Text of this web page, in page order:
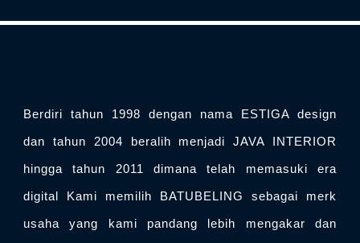
Berdiri tahun 1998 dengan nama ESTIGA design
dan tahun 2004 beralih menjadi JAVA INTERIOR
hingga tahun 2011 dimana telah memasuki era
digital Kami memilih BATUBELING sebagai merk
usaha yang kami pandang lebih mengakar dan